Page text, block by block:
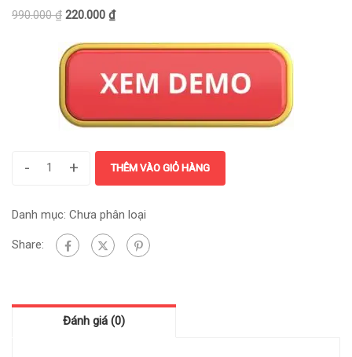
990.000₫ 220.000 ₫
- + THÊM VÀO GIỎ HÀNG
Danh mục: Chưa phân loại
Share:
Đánh giá (0)